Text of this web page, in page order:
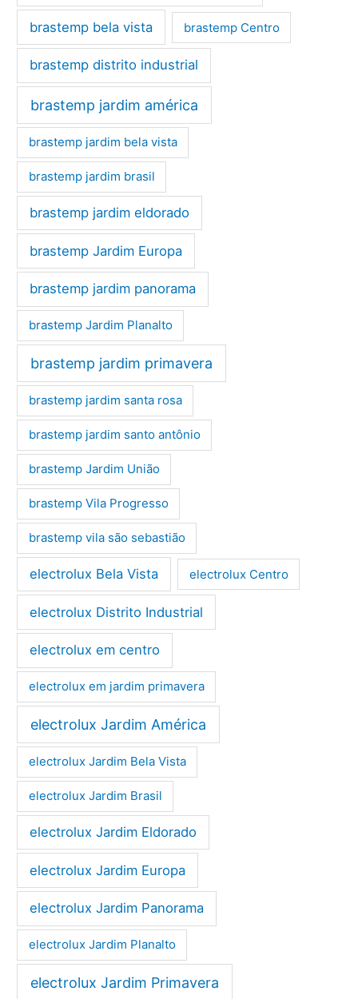
brastemp bela vista brastemp Centro
brastemp distrito industrial
brastemp jardim américa
brastemp jardim bela vista
brastemp jardim brasil
brastemp jardim eldorado
brastemp Jardim Europa
brastemp jardim panorama
brastemp Jardim Planalto
brastemp jardim primavera
brastemp jardim santa rosa
brastemp jardim santo antônio
brastemp Jardim União
brastemp Vila Progresso
brastemp vila são sebastião
electrolux Bela Vista electrolux Centro
electrolux Distrito Industrial
electrolux em centro
electrolux em jardim primavera
electrolux Jardim América
electrolux Jardim Bela Vista
electrolux Jardim Brasil
electrolux Jardim Eldorado
electrolux Jardim Europa
electrolux Jardim Panorama
electrolux Jardim Planalto
electrolux Jardim Primavera